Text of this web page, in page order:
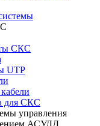
СКС
UTP
для СКС
управления
АСУДД